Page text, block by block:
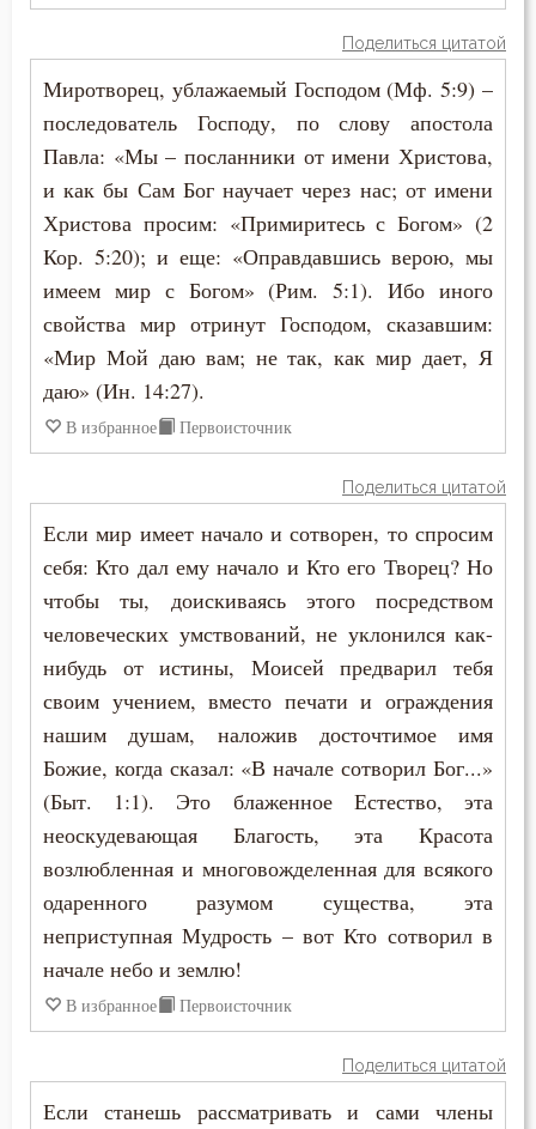
Кощунство
Красота
Крест
Крещение
Лень
Лесть
Ложь
Лукавство
Любовь
Любовь Божия
Любовь к Богу
Любомудрие
Милостыня
Мир
Монах
Мученичество
Никита Стифат
Никодим Святогорец
Никон Оптинский (Беляев)
Нил Синайский
Паисий (Величковский)
Петр Московский
Поликарп Смирнский
Серафим Саровский
Силуан Афонский
Симеон Благоговейный
Симеон Новый Богослов
Симеон Солунский
Тихон Задонский
Поделиться цитатой
Миротворец, ублажаемый Господом (Мф. 5:9) –
последователь Господу, по слову апостола
Павла: «Мы – посланники от имени Христова,
и как бы Сам Бог научает через нас; от имени
Христова просим: «Примиритесь с Богом» (2
Кор. 5:20); и еще: «Оправдавшись верою, мы
имеем мир с Богом» (Рим. 5:1). Ибо иного
свойства мир отринут Господом, сказавшим:
«Мир Мой даю вам; не так, как мир дает, Я
даю» (Ин. 14:27).
В избранное Первоисточник
Поделиться цитатой
Если мир имеет начало и сотворен, то спросим
себя: Кто дал ему начало и Кто его Творец? Но
чтобы ты, доискиваясь этого посредством
человеческих умствований, не уклонился как-
нибудь от истины, Моисей предварил тебя
своим учением, вместо печати и ограждения
нашим душам, наложив досточтимое имя
Божие, когда сказал: «В начале сотворил Бог...»
(Быт. 1:1). Это блаженное Естество, эта
неоскудевающая Благость, эта Красота
возлюбленная и многовожделенная для всякого
одаренного разумом существа, эта
неприступная Мудрость – вот Кто сотворил в
начале небо и землю!
В избранное Первоисточник
Поделиться цитатой
Если станешь рассматривать и сами члены